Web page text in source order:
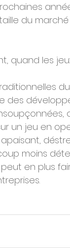
du
quand les
des
un jeu en
moins
en plus